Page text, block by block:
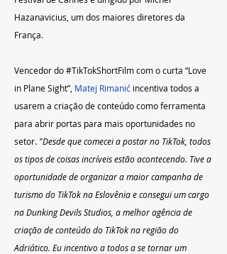
Hazanavicius, um dos maiores diretores da
França.
Vencedor do #TikTokShortFilm com o curta “Love
in Plane Sight”, Matej Rimanić incentiva todos a
usarem a criação de conteúdo como ferramenta
para abrir portas para mais oportunidades no
setor. "Desde que comecei a postar no TikTok, todos
os tipos de coisas incríveis estão acontecendo. Tive a
oportunidade de organizar a maior campanha de
turismo do TikTok na Eslovênia e consegui um cargo
na Dunking Devils Studios, a melhor agência de
criação de conteúdo do TikTok na região do
Adriático. Eu incentivo a todos a se tornar um